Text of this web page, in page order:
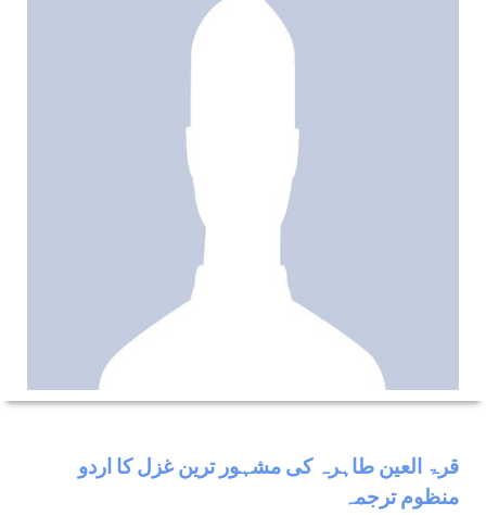
قرۃ العین طاہرہ کی مشہور ترین غزل کا اردو
منظوم ترجمہ